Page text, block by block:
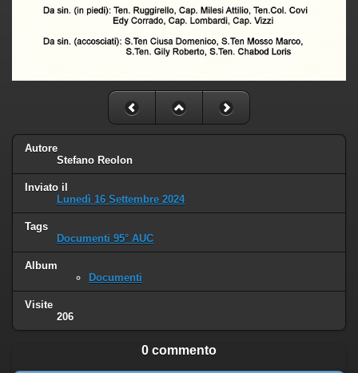
Autore
Stefano Reolon
Inviato il
Lunedì 16 Settembre 2024
Tags
Documenti 95° AUC
Album
Documenti
Visite
206
0 commento